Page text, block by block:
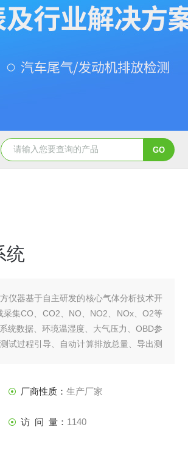
仪 Gasboard-9300氧含量检测仪
统
仪器基于自主研发的核心气体分析技术开
集CO、CO2、NO、NO2、NOx、O2等
统数据、环境温湿度、大气压力、OBD参
试过程引导、自动计算排放总量、导出测
厂商性质： 生产厂家
访 问 量： 1140